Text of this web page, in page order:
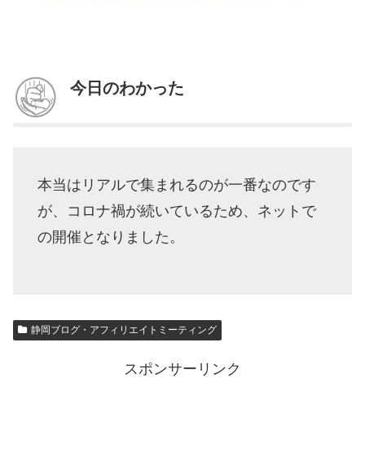
今日のわかった
本当はリアルで集まれるのが一番なのです
が、コロナ禍が続いているため、ネットで
の開催となりました。
静岡ブログ・アフィリエイトミーティング
スポンサーリンク